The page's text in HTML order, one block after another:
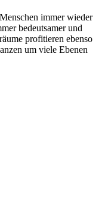
immer wieder
bedeutsamer und
profitieren ebenso
um viele Ebenen